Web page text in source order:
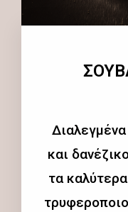
και
τα